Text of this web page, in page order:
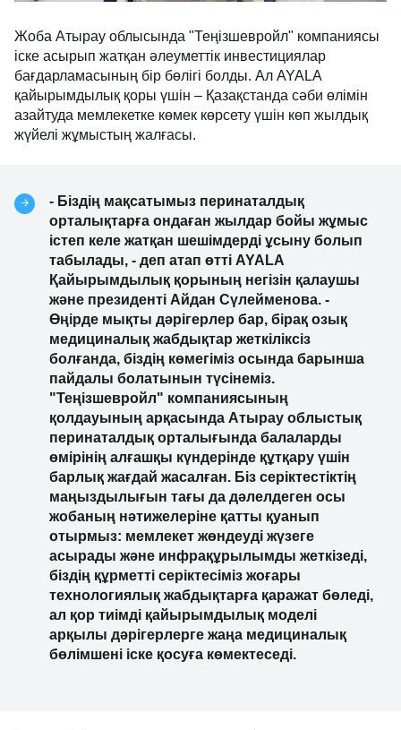
Жоба Атырау облысында "Теңізшевройл"
компаниясы іске асырып жатқан әлеуметтік
сәби өлімін азайтуда мемлекетке көмек көрсету
үшін көп жылдық жүйелі жұмыстың жалғасы.
- Біздің мақсатымыз перинаталдық
орталықтарға ондаған жылдар бойы жұмыс
істеп келе жатқан шешімдерді ұсыну болып
табылады, - деп атап өтті AYALA
Қайырымдылық қорының негізін қалаушы
және президенті Айдан Сүлейменова. -
Өңірде мықты дәрігерлер бар, бірақ озық
медициналық жабдықтар жеткіліксіз
болғанда, біздің көмегіміз осында барынша
пайдалы болатынын түсінеміз.
"Теңізшевройл" компаниясының
қолдауының арқасында Атырау облыстық
перинаталдық орталығында балаларды
өмірінің алғашқы күндерінде құтқару үшін
барлық жағдай жасалған. Біз серіктестіктің
маңыздылығын тағы да дәлелдеген осы
жобаның нәтижелеріне қатты қуанып
отырмыз: мемлекет жөндеуді жүзеге
асырады және инфрақұрылымды жеткізеді,
біздің құрметті серіктесіміз жоғары